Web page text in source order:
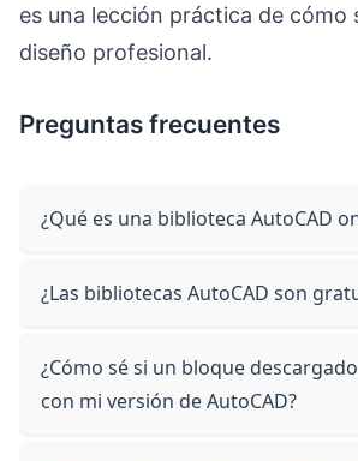
es una lección práctica de cómo
diseño profesional.
Preguntas frecuentes
¿Qué es una biblioteca AutoCAD
¿Las bibliotecas AutoCAD son
¿Cómo sé si un bloque
con mi versión de AutoCAD?